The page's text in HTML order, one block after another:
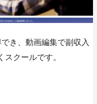
き、動画編集で副収入
クールです。